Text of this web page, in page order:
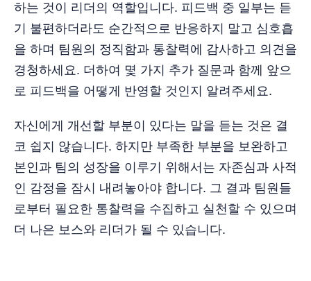
하는 것이 리더의 역할입니다. 피드백 중 일부는 듣
기 불편하더라도 순간적으로 반응하지 말고 심호흡
을 하며 팀원의 정직함과 통찰력에 감사하고 의견을
경청하세요. 더하여 몇 가지 추가 질문과 함께 앞으
로 피드백을 어떻게 반영할 것인지 알려주세요.
자신에게 개선할 부분이 있다는 말을 듣는 것은 결
코 쉽지 않습니다. 하지만 부족한 부분을 보완하고
본인과 팀의 성장을 이루기 위해서는 자존심과 사적
인 감정을 잠시 내려놓아야 합니다. 그 결과 팀원들
로부터 필요한 통찰력을 수집하고 실천할 수 있으며
더 나은 보스와 리더가 될 수 있습니다.